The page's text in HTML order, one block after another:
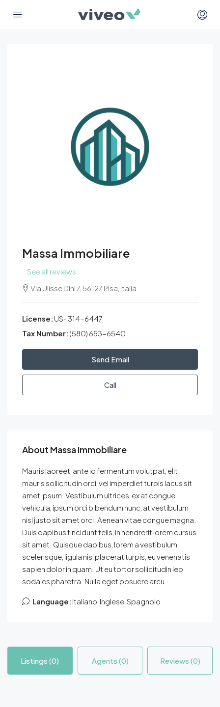
Massa Immobiliare
See all reviews
Via Ulisse Dini 7, 56127 Pisa, Italia
License: US- 314-6447
Tax Number: (580) 653-6540
Send Email
Call
About Massa Immobiliare
Mauris laoreet, ante id fermentum volutpat, elit
mauris sollicitudin orci, vel imperdiet turpis lacus sit
amet ipsum. Vestibulum ultrices, ex at congue
vehicula, ipsum orci bibendum nunc, at vestibulum
nisl justo sit amet orci. Aenean vitae congue magna.
Duis dapibus tincidunt felis, in hendrerit lorem cursus
sit amet. Quisque dapibus, lorem a vestibulum
scelerisque, ligula nisl placerat turpis, eu venenatis
sapien dolor in quam. Ut eu tortor sollicitudin leo
sodales pharetra. Nulla eget posuere arcu.
Language: Italiano, Inglese, Spagnolo
Listings (0) Agents (0) Reviews (0)